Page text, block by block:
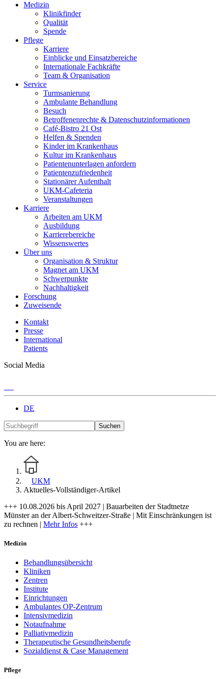
Medizin
Klinikfinder
Qualität
Spende
Pflege
Karriere
Einblicke und Einsatzbereiche
Internationale Fachkräfte
Team & Organisation
Service
Turmsanierung
Ambulante Behandlung
Besuch
Betroffenenrechte & Datenschutzinformationen
Café-Bistro 21 Ost
Helfen & Spenden
Kinder im Krankenhaus
Kultur im Krankenhaus
Patientenunterlagen anfordern
Patientenzufriedenheit
Stationärer Aufenthalt
UKM-Cafeteria
Veranstaltungen
Karriere
Arbeiten am UKM
Ausbildung
Karrierebereiche
Wissenswertes
Über uns
Organisation & Struktur
Magnet am UKM
Schwerpunkte
Nachhaltigkeit
Forschung
Zuweisende
Kontakt
Presse
International
Patients
Social Media
DE
Suchen
You are here:
UKM
Aktuelles-Vollständiger-Artikel
+++ 10.08.2026 bis April 2027 | Bauarbeiten der Stadtnetze
Münster an der Albert-Schweitzer-Straße | Mit Einschränkungen ist
zu rechnen | Mehr Infos +++
Medizin
Behandlungsübersicht
Kliniken
Zentren
Institute
Einrichtungen
Ambulantes OP-Zentrum
Intensivmedizin
Notaufnahme
Palliativmedizin
Therapeutische Gesundheitsberufe
Sozialdienst & Case Management
Pflege